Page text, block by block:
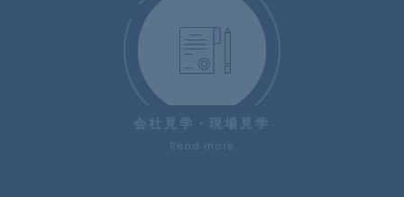
会社見学・現場見学
Read more